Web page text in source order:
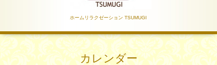
ホームリラクゼーション TSUMUGI
カレンダー